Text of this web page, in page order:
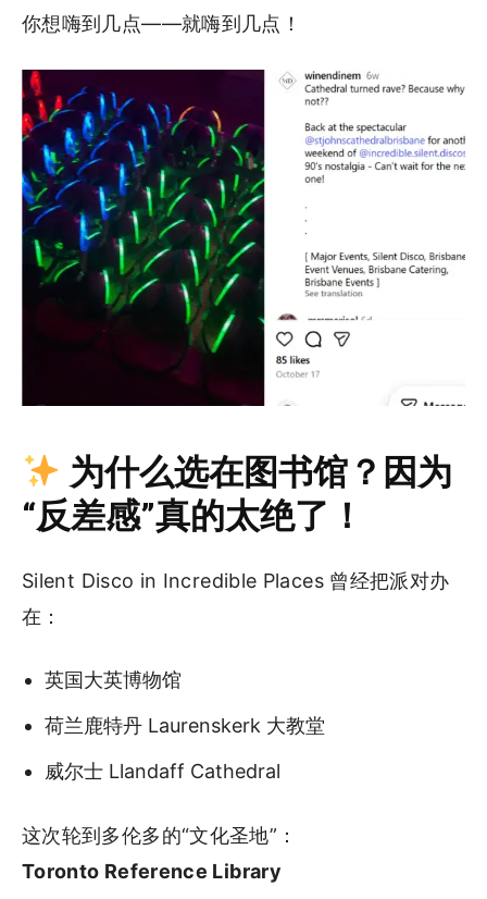
你想嗨到几点——就嗨到几点！
为什么选在图书馆？因为
“反差感”真的太绝了！
Silent Disco in Incredible Places 曾经把派对办
在：
英国大英博物馆
荷兰鹿特丹 Laurenskerk 大教堂
威尔士 Llandaff Cathedral
这次轮到多伦多的“文化圣地”：
Toronto Reference Library